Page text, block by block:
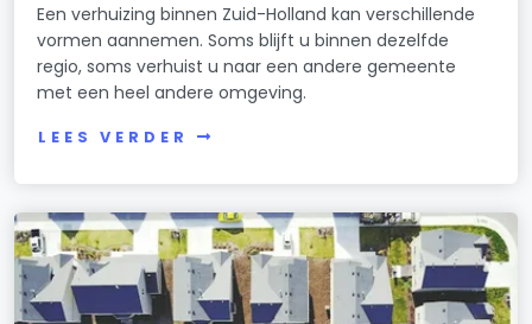
Een verhuizing binnen Zuid-Holland kan verschillende
vormen aannemen. Soms blijft u binnen dezelfde
regio, soms verhuist u naar een andere gemeente
met een heel andere omgeving.
LEES VERDER